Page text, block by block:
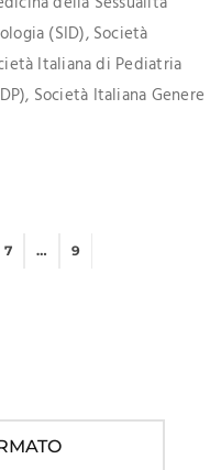
(SID), Società
Italiana di Pediatria
Società Italiana Genere
7 … 9